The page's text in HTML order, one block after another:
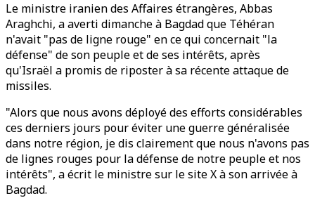
Le ministre iranien des Affaires étrangères, Abbas
Araghchi, a averti dimanche à Bagdad que Téhéran
n'avait "pas de ligne rouge" en ce qui concernait "la
défense" de son peuple et de ses intérêts, après
qu'Israël a promis de riposter à sa récente attaque de
missiles.
"Alors que nous avons déployé des efforts considérables
ces derniers jours pour éviter une guerre généralisée
dans notre région, je dis clairement que nous n'avons pas
de lignes rouges pour la défense de notre peuple et nos
intérêts", a écrit le ministre sur le site X à son arrivée à
Bagdad.